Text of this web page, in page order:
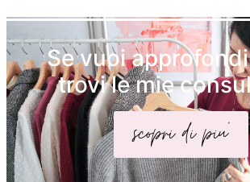
Se vuoi
trovi le mie
scopri di piu'